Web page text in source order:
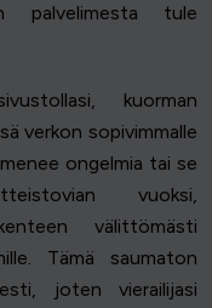
palvelimesta tule
kuorman
verkon sopivimmalle
ongelmia tai se
vuoksi,
välittömästi
Tämä saumaton
joten vierailijasi